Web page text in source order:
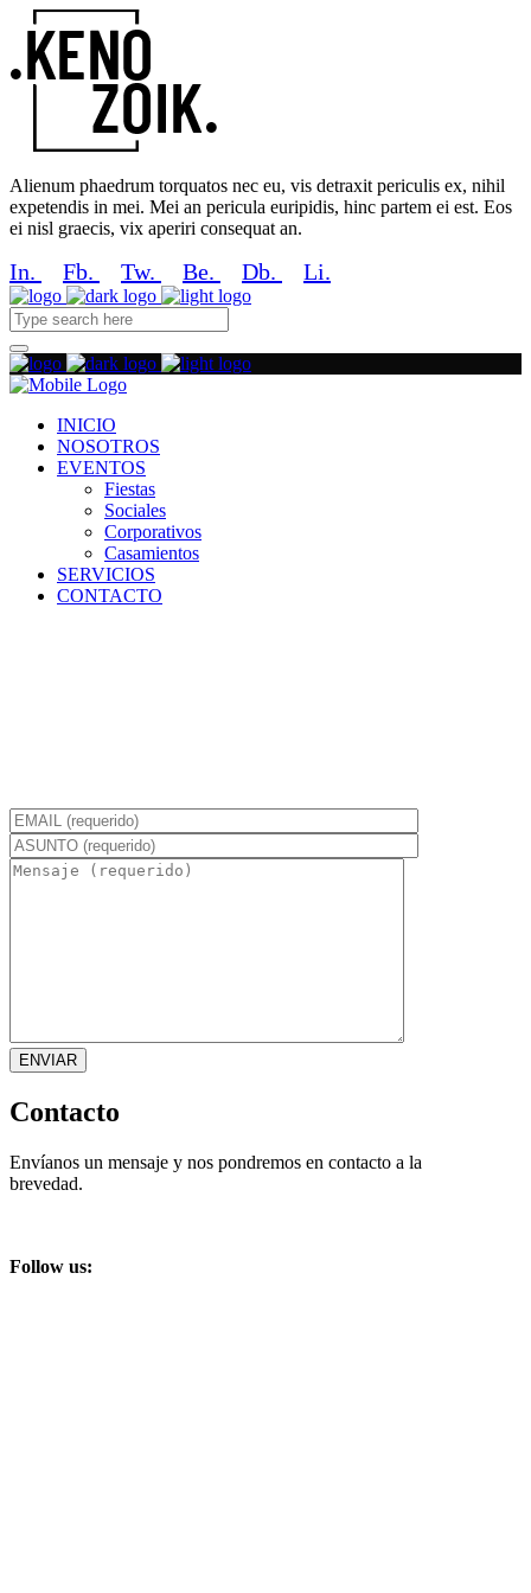
Alienum phaedrum torquatos nec eu, vis detraxit periculis ex, nihil
expetendis in mei. Mei an pericula euripidis, hinc partem ei est. Eos
ei nisl graecis, vix aperiri consequat an.
In. Fb. Tw. Be. Db. Li.
INICIO
NOSOTROS
EVENTOS
Fiestas
Sociales
Corporativos
Casamientos
SERVICIOS
CONTACTO
Contacto
Envíanos un mensaje y nos pondremos en contacto a la
brevedad.
Follow us: